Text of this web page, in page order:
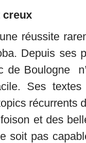
creux
réussite
Depuis ses
de Boulogne
Ses
récurrents
et des
soit pas